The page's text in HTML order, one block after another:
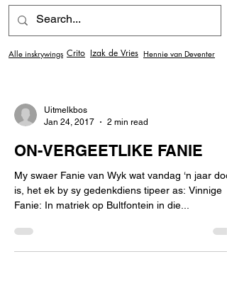
Alle inskrywings Crito Izak de Vries Hennie van Deventer
Uitmelkbos
Jan 24, 2017
2 min read
ON-VERGEETLIKE FANIE
My swaer Fanie van Wyk wat vandag ‘n jaar
is, het ek by sy gedenkdiens tipeer as: Vinnige
Fanie: In matriek op Bultfontein in die...